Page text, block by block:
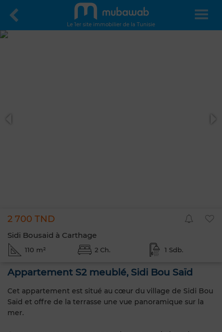
Le 1er site immobilier de la Tunisie
2 700 TND
Sidi Bousaid à Carthage
110 m² 2 Ch. 1 Sdb.
Appartement S2 meublé, Sidi Bou Saïd
Cet appartement est situé au cœur du village de Sidi Bou
Saïd et offre de la terrasse une vue panoramique sur la
mer.